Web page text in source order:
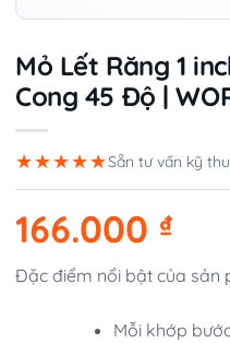
Mỏ Lết Răng 1
Cong 45 Độ |
★★★★★Sẵn tư vấn kỹ
166.000 ₫
Đặc điểm nổi bật của sản
Mỗi khớp